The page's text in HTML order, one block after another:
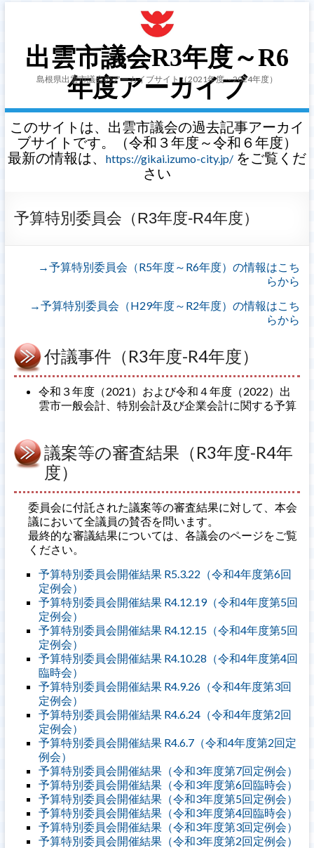
出雲市議会R3年度～R6
年度アーカイブ
島根県出雲市議会のアーカイブサイト（2021年度～2024年度）
このサイトは、出雲市議会の過去記事アーカイ
ブサイトです。（令和３年度～令和６年度）
最新の情報は、
https://gikai.izumo-city.jp/をご覧くだ
さい
予算特別委員会（R3年度-R4年度）
→予算特別委員会（R5年度～R6年度）の情報はこち
らから
→予算特別委員会（H29年度～R2年度）の情報はこち
らから
付議事件（R3年度-R4年度）
令和３年度（2021）および令和４年度（2022）出
雲市一般会計、特別会計及び企業会計に関する予算
議案等の審査結果（R3年度-R4年
度）
委員会に付託された議案等の審査結果に対して、本会
議において全議員の賛否を問います。
最終的な審議結果については、各議会のページをご覧
ください。
予算特別委員会開催結果 R5.3.22（令和4年度第6回
定例会）
予算特別委員会開催結果 R4.12.19（令和4年度第5回
定例会）
予算特別委員会開催結果 R4.12.15（令和4年度第5回
定例会）
予算特別委員会開催結果 R4.10.28（令和4年度第4回
臨時会）
予算特別委員会開催結果 R4.9.26（令和4年度第3回
定例会）
予算特別委員会開催結果 R4.6.24（令和4年度第2回
定例会）
予算特別委員会開催結果 R4.6.7（令和4年度第2回定
例会）
予算特別委員会開催結果（令和3年度第7回定例会）
予算特別委員会開催結果（令和3年度第6回臨時会）
予算特別委員会開催結果（令和3年度第5回定例会）
予算特別委員会開催結果（令和3年度第4回臨時会）
予算特別委員会開催結果（令和3年度第3回定例会）
予算特別委員会開催結果（令和3年度第2回定例会）